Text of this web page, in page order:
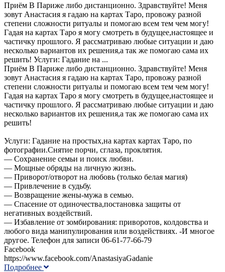
Приём В Париже либо дистанционно. Здравствуйте! Меня
зовут Анастасия я гадаю на картах Таро, провожу разной
степени сложности ритуалы и помогаю всем тем чем могу!
Гадая на картах Таро я могу смотреть в будущее,настоящее и
частичку прошлого. Я рассматриваю любые ситуации и даю
несколько вариантов их решения,а так же помогаю сама их
решить! Услуги: Гадание на ...
Приём В Париже либо дистанционно. Здравствуйте! Меня
зовут Анастасия я гадаю на картах Таро, провожу разной
степени сложности ритуалы и помогаю всем тем чем могу!
Гадая на картах Таро я могу смотреть в будущее,настоящее и
частичку прошлого. Я рассматриваю любые ситуации и даю
несколько вариантов их решения,а так же помогаю сама их
решить!
Услуги: Гадание на простых,на картах картах Таро, по
фотографии.Снятие порчи, сглаза, проклятия.
— Сохранение семьи и поиск любви.
— Мощные обряды на личную жизнь.
— Приворот/отворот на любовь (только белая магия)
— Привлечение в судьбу.
— Возвращение жены-мужа в семью.
— Спасение от одиночества,постановка защиты от
негативных воздействий.
— Избавление от зомбирования: приворотов, колдовства и
любого вида манипулирования или воздействиях. -И многое
другое. Телефон для записи 06-61-77-66-79
Facebook
https://www.facebook.com/AnastasiyaGadanie
Подробнее